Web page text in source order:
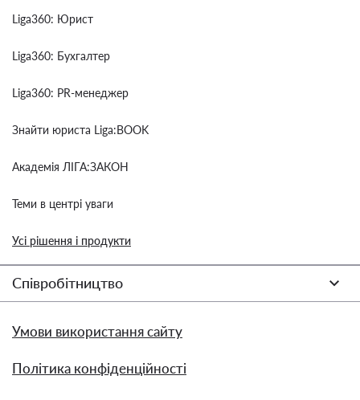
Liga360: Юрист
Liga360: Бухгалтер
Liga360: PR-менеджер
Знайти юриста Liga:BOOK
Академія ЛІГА:ЗАКОН
Теми в центрі уваги
Усі рішення і продукти
Співробітництво
Умови використання сайту
Політика конфіденційності